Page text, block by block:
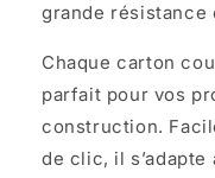
grande résistance
Chaque carton
parfait pour vos
construction.
de clic, il